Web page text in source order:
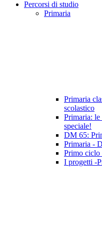
Percorsi di studio
Primaria
Primaria
scolastico
Primaria: le
speciale!
DM 65:
Primaria -
Primo ciclo
I progetti -